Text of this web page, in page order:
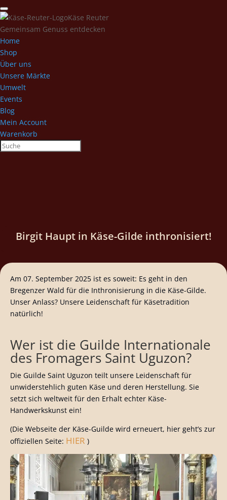
Käse Reuter
Gemeinsam Genuss entdecken
Home
Shop
Über uns
Unsere Märkte
Umwelt
Events
Blog
Mein Account
Warenkorb
Birgit Haupt in Käse-Gilde inthronisiert!
Am 07. September 2025 ist es soweit: Es geht in den
Bregenzer Wald für die Inthronisierung in die Käse-Gilde.
Unser Anlass? Unsere Leidenschaft für Käsetradition
natürlich!
Wer ist die Guilde Internationale
des Fromagers Saint Uguzon?
Die Guilde Saint Uguzon teilt unsere Leidenschaft für
unwiderstehlich guten Käse und deren Herstellung. Sie
setzt sich weltweit für den Erhalt echter Käse-
Handwerkskunst ein!
(Die Webseite der Käse-Guilde wird erneuert, hier geht’s zur
offiziellen Seite: HIER )